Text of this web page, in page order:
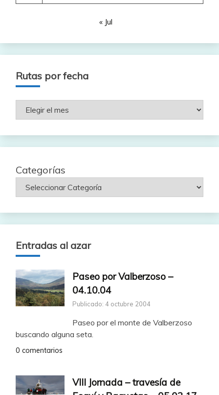
« Jul
Rutas por fecha
Rutas
Categorías
Entradas al azar
Paseo por Valberzoso –
04.10.04
Publicado: 4 octubre 2004
Paseo por el monte de Valberzoso
buscando alguna seta.
0 comentarios
VIII Jornada – travesía de